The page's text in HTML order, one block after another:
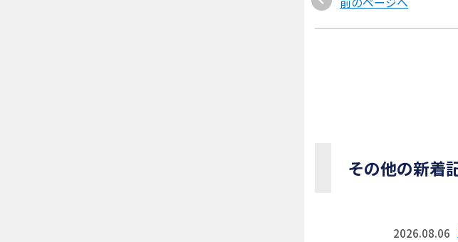
その他の新着
2026.08.06